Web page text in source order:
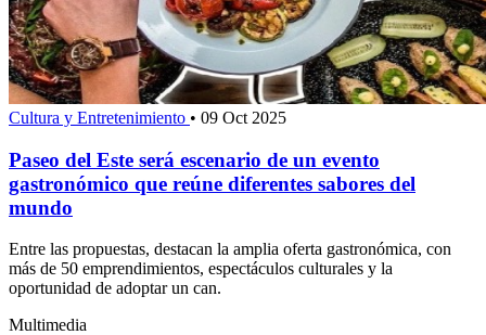
Cultura y Entretenimiento • 09 Oct 2025
Paseo del Este será escenario de un evento
gastronómico que reúne diferentes sabores del
mundo
Entre las propuestas, destacan la amplia oferta gastronómica, con
más de 50 emprendimientos, espectáculos culturales y la
oportunidad de adoptar un can.
Multimedia